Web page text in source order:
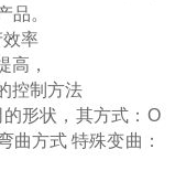
滚圆机
品。
效率
高，
控制方法
形状，其方式：O
曲方式 特殊变曲：